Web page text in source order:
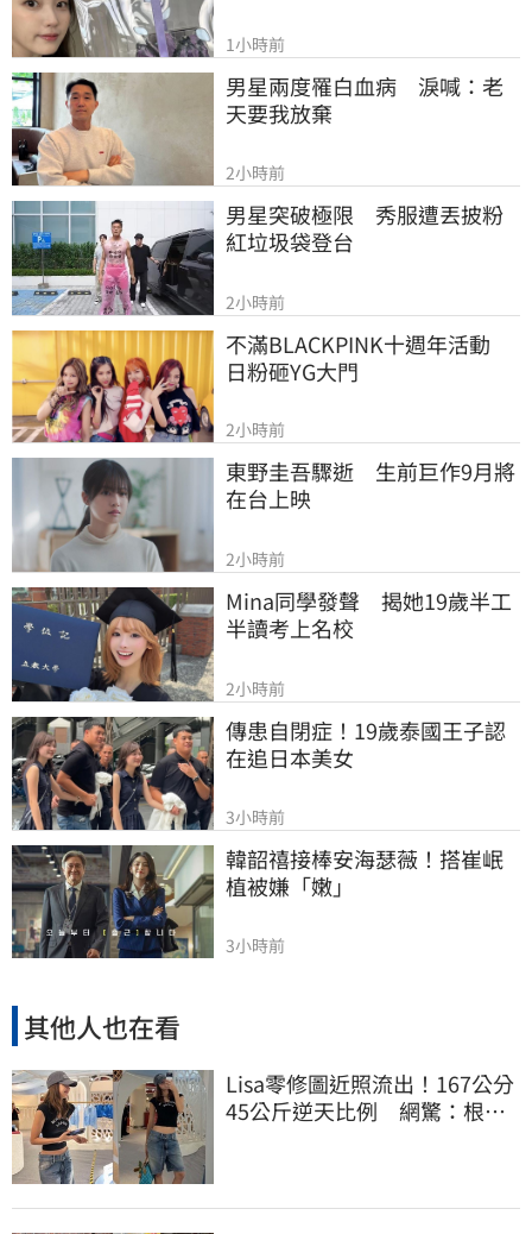
1小時前
男星兩度罹白血病　淚喊：老
天要我放棄
2小時前
男星突破極限　秀服遭丟披粉
紅垃圾袋登台
2小時前
不滿BLACKPINK十週年活動
日粉砸YG大門
2小時前
東野圭吾驟逝　生前巨作9月將
在台上映
2小時前
Mina同學發聲　揭她19歲半工
半讀考上名校
2小時前
傳患自閉症！19歲泰國王子認
在追日本美女
3小時前
韓韶禧接棒安海瑟薇！搭崔岷
植被嫌「嫩」
3小時前
其他人也在看
Lisa零修圖近照流出！167公分
45公斤逆天比例 網驚：根本